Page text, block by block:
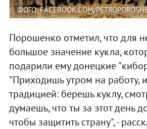
ФОТО: FACEBOOK.COM/
Порошенко отметил, что для
большое значение кукла,
подарили ему донецкие
"Приходишь утром на работу,
традицией: берешь куклу,
думаешь, что ты за этот день
чтобы защитить страну", -